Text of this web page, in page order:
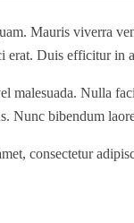
Mauris viverra
erat. Duis efficitur in
malesuada. Nulla
Nunc bibendum
consectetur